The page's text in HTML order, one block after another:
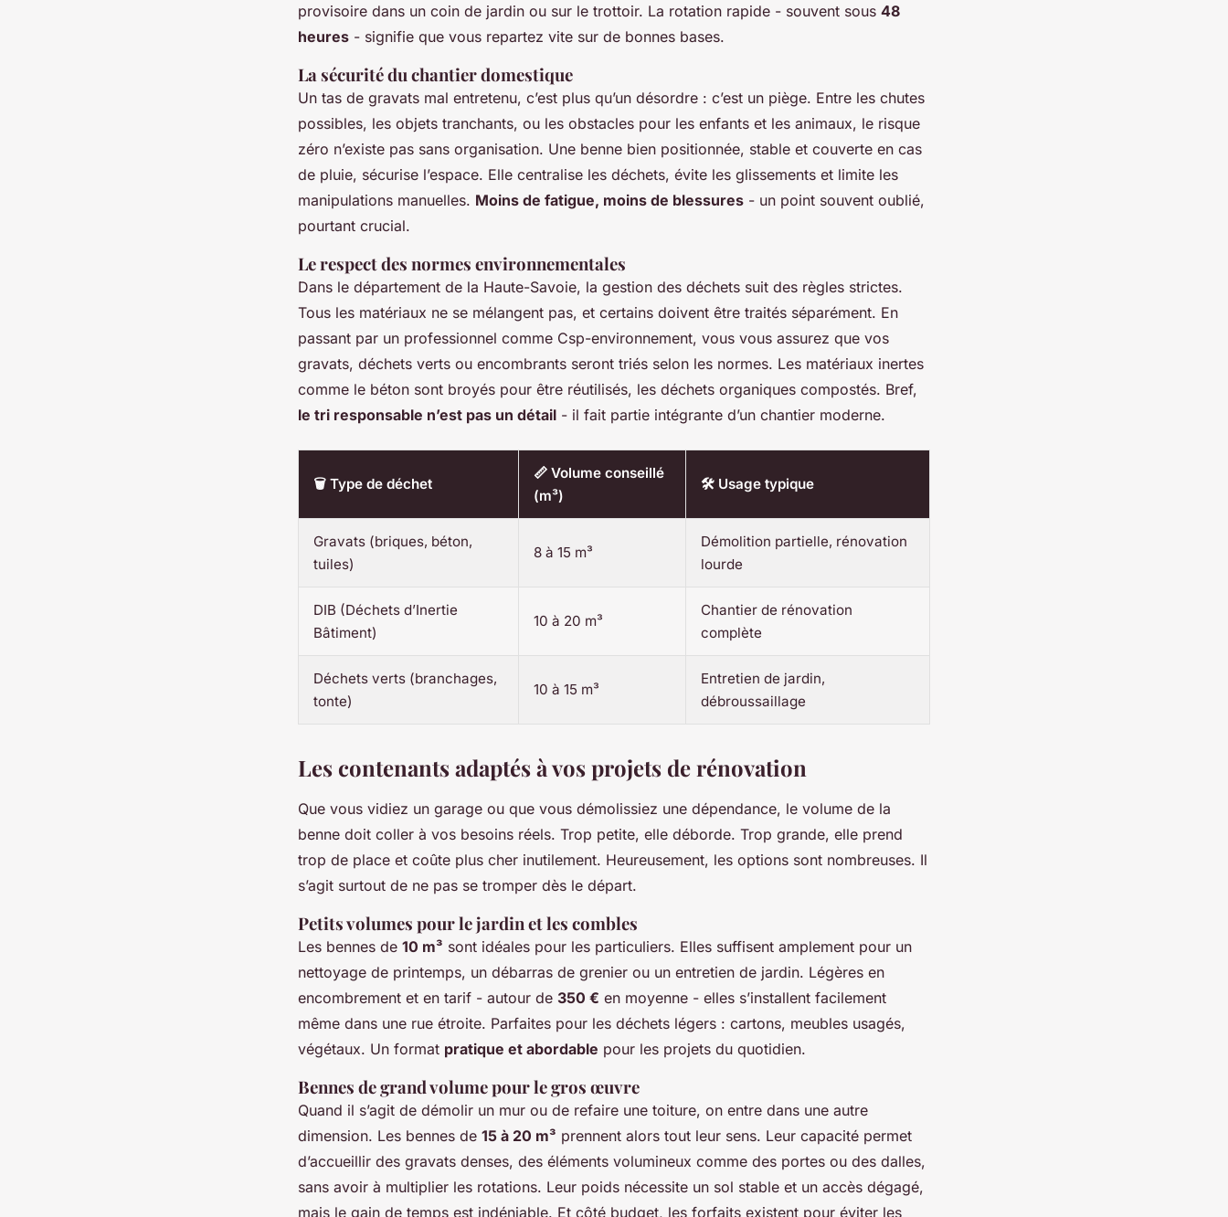
provisoire dans un coin de jardin ou sur le trottoir. La rotation rapide - souvent sous 48
heures - signifie que vous repartez vite sur de bonnes bases.
La sécurité du chantier domestique
Un tas de gravats mal entretenu, c’est plus qu’un désordre : c’est un piège. Entre les chutes
possibles, les objets tranchants, ou les obstacles pour les enfants et les animaux, le risque
zéro n’existe pas sans organisation. Une benne bien positionnée, stable et couverte en cas
de pluie, sécurise l’espace. Elle centralise les déchets, évite les glissements et limite les
manipulations manuelles. Moins de fatigue, moins de blessures - un point souvent oublié,
pourtant crucial.
Le respect des normes environnementales
Dans le département de la Haute-Savoie, la gestion des déchets suit des règles strictes.
Tous les matériaux ne se mélangent pas, et certains doivent être traités séparément. En
passant par un professionnel comme Csp-environnement, vous vous assurez que vos
gravats, déchets verts ou encombrants seront triés selon les normes. Les matériaux inertes
comme le béton sont broyés pour être réutilisés, les déchets organiques compostés. Bref,
le tri responsable n’est pas un détail - il fait partie intégrante d’un chantier moderne.
🗑️ Type de déchet
📏 Volume conseillé
(m³)
🛠️ Usage typique
Gravats (briques, béton,
tuiles)
8 à 15 m³
Démolition partielle, rénovation
lourde
DIB (Déchets d’Inertie
Bâtiment)
10 à 20 m³
Chantier de rénovation
complète
Déchets verts (branchages,
tonte)
10 à 15 m³
Entretien de jardin,
débroussaillage
Les contenants adaptés à vos projets de rénovation
Que vous vidiez un garage ou que vous démolissiez une dépendance, le volume de la
benne doit coller à vos besoins réels. Trop petite, elle déborde. Trop grande, elle prend
trop de place et coûte plus cher inutilement. Heureusement, les options sont nombreuses. Il
s’agit surtout de ne pas se tromper dès le départ.
Petits volumes pour le jardin et les combles
Les bennes de 10 m³ sont idéales pour les particuliers. Elles suffisent amplement pour un
nettoyage de printemps, un débarras de grenier ou un entretien de jardin. Légères en
encombrement et en tarif - autour de 350 € en moyenne - elles s’installent facilement
même dans une rue étroite. Parfaites pour les déchets légers : cartons, meubles usagés,
végétaux. Un format pratique et abordable pour les projets du quotidien.
Bennes de grand volume pour le gros œuvre
Quand il s’agit de démolir un mur ou de refaire une toiture, on entre dans une autre
dimension. Les bennes de 15 à 20 m³ prennent alors tout leur sens. Leur capacité permet
d’accueillir des gravats denses, des éléments volumineux comme des portes ou des dalles,
sans avoir à multiplier les rotations. Leur poids nécessite un sol stable et un accès dégagé,
mais le gain de temps est indéniable. Et côté budget, les forfaits existent pour éviter les